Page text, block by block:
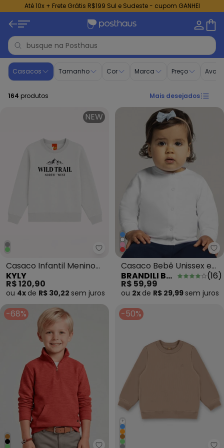
Até 10x + Frete Grátis R$199 Sul e Sudeste - cupom GANHEI
Casacos para Meninos | Do 4 ao 16 | Posthaus
Casacos Tamanho Cor Marca Preço
164 produtos Mais desejados
NEW
Kyly - Casaco Infantil Menino
Casaco Infantil Menino
Lettering Cinza
KYLY
R$ 120,90
ou 4x de R$ 30,22 sem juros
Casaco Bebê Unissex em
Cotton Branco
BRANDILI BABY (16)
R$ 59,99
ou 2x de R$ 29,99 sem juros
-68% -50%
+